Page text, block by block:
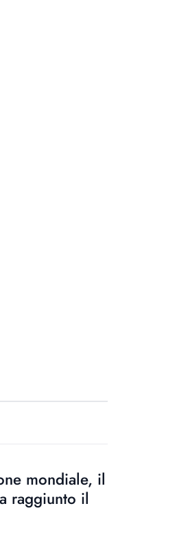
mondiale, il
raggiunto il